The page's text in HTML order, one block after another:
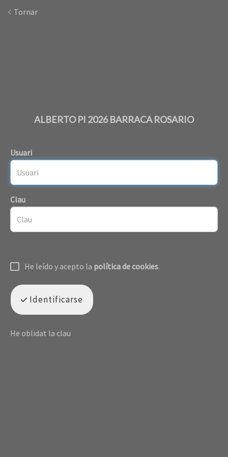
Tornar
ALBERTO PI 2026 BARRACA ROSARIO
Usuari
Clau
He leído y acepto la política de cookies.
Identificarse
He oblidat la clau